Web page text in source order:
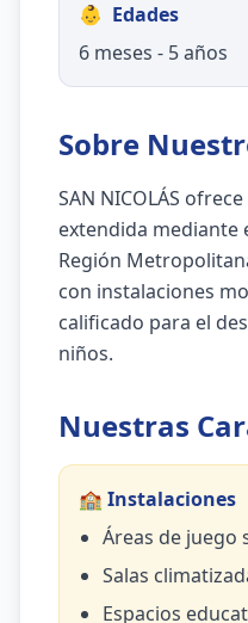
👶 Edades
6 meses - 5 años
Sobre
SAN NICOLÁS
extendida mediante
Región
con instalaciones
calificado para el
niños.
Nuestras
🏫 Instalaciones
Áreas de juego
Salas
Espacios